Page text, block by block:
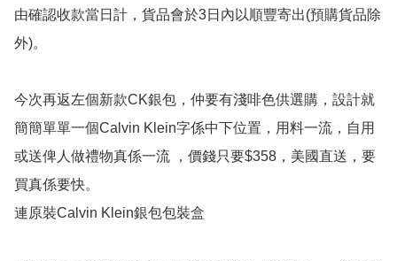
由確認收款當日計，貨品會於3日內以順豐寄出(預購貨品除
外)。
今次再返左個新款CK銀包，仲要有淺啡色供選購，設計就
簡簡單單一個Calvin Klein字係中下位置，用料一流，自用
或送俾人做禮物真係一流 ，價錢只要$358，美國直送，要
買真係要快。
連原裝Calvin Klein銀包包裝盒